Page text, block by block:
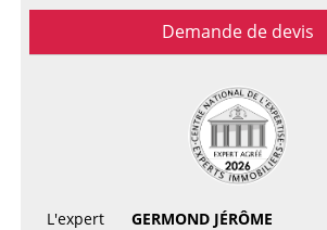
Demande de devis
L'expert
GERMOND JÉRÔME